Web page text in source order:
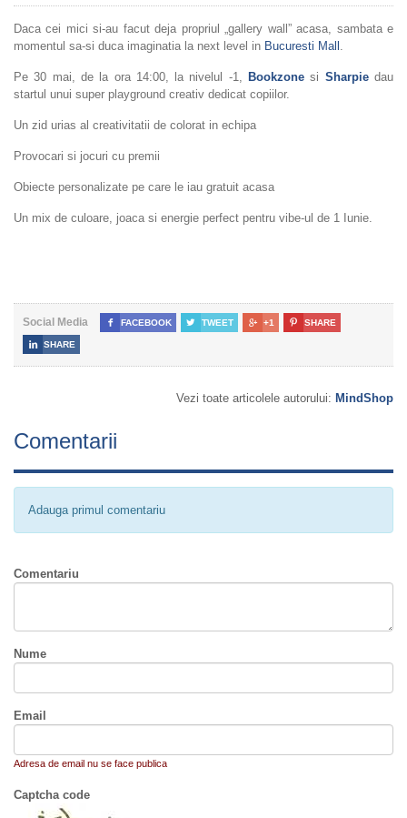
Daca cei mici si-au facut deja propriul „gallery wall” acasa, sambata e
momentul sa-si duca imaginatia la next level in Bucuresti Mall .
Pe 30 mai, de la ora 14:00, la nivelul -1, Bookzone si Sharpiedau
startul unui super playground creativ dedicat copiilor.
Un zid urias al creativitatii de colorat in echipa
Provocari si jocuri cu premii
Obiecte personalizate pe care le iau gratuit acasa
Un mix de culoare, joaca si energie perfect pentru vibe-ul de 1 Iunie.
Social Media  FACEBOOK  TWEET  +1  SHARE
 SHARE
Vezi toate articolele autorului: MindShop
Comentarii
Adauga primul comentariu
Comentariu
Nume
Email
Adresa de email nu se face publica
Captcha code